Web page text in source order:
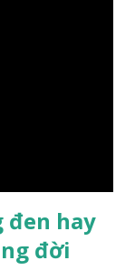
đen hay
đời